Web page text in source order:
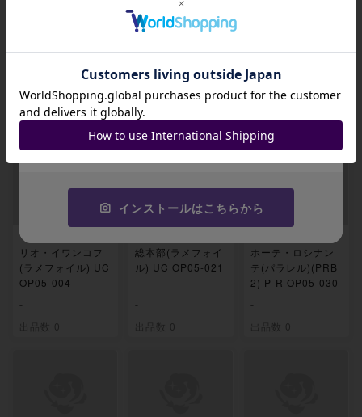
関連製品
【PSA10】エンポ
リオ・イワンコフ
(ラメフォイル) UC
OP05-004
-
出品数 0
総本部(ラメフォイ
ル) UC OP05-021
-
出品数 0
ホーテ・ロシナン
テ(パラレル)(PRB
2) P-R OP05-030
-
出品数 0
招待コード
JA9XS8
コピーする
インストールはこちらから